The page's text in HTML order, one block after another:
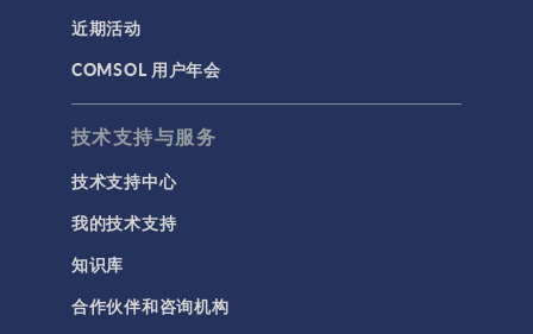
近期活动
COMSOL 用户年会
技术支持与服务
技术支持中心
我的技术支持
知识库
合作伙伴和咨询机构